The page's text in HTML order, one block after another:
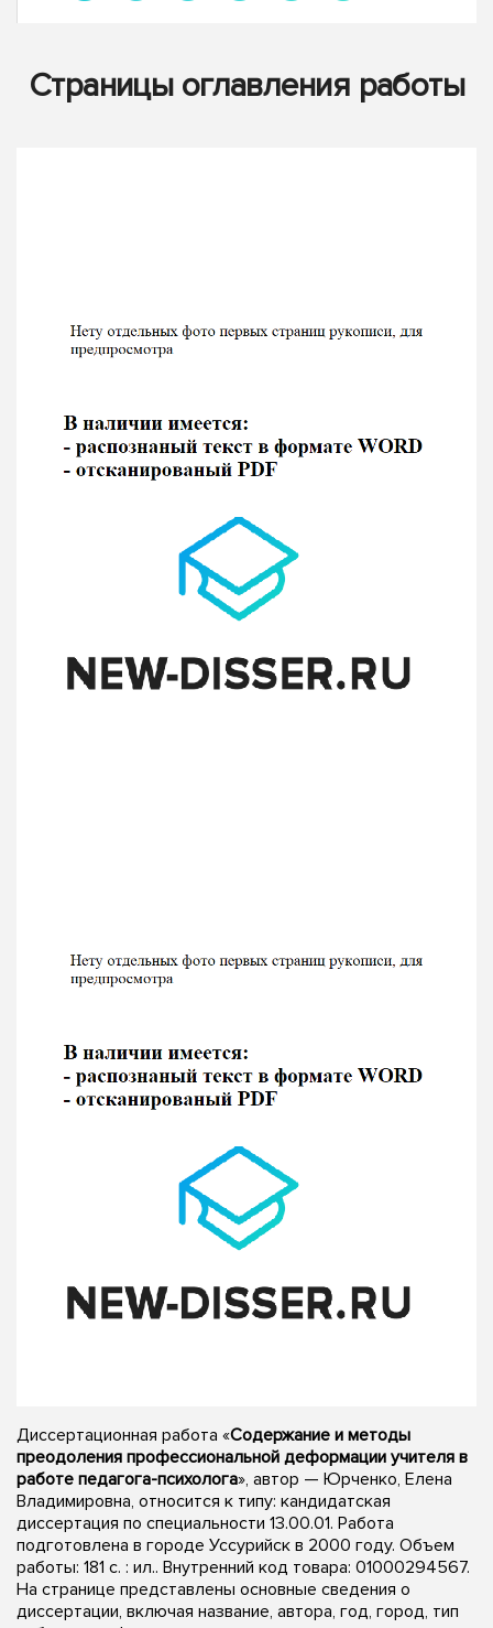
Страницы оглавления работы
Диссертационная работа «Содержание и методы
преодоления профессиональной деформации учителя в
работе педагога-психолога», автор — Юрченко, Елена
Владимировна, относится к типу: кандидатская
диссертация по специальности 13.00.01. Работа
подготовлена в городе Уссурийск в 2000 году. Объем
работы: 181 с. : ил.. Внутренний код товара: 01000294567.
На странице представлены основные сведения о
диссертации, включая название, автора, год, город, тип